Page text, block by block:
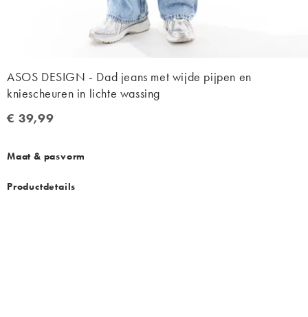
ASOS DESIGN - Dad jeans met wijde pijpen en
kniescheuren in lichte wassing
€ 39,99
€ 39,99
Maat & pasvorm
Productdetails